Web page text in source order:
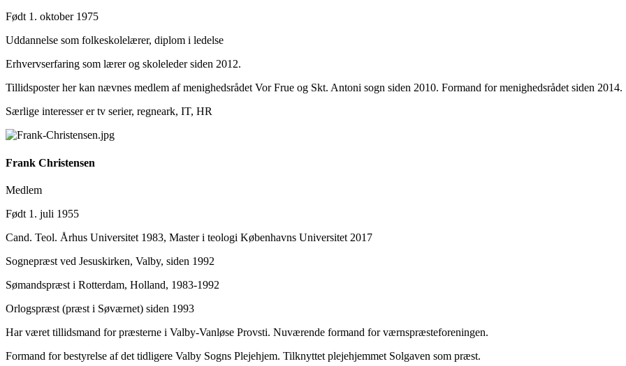
Født 1. oktober 1975
Uddannelse som folkeskolelærer, diplom i ledelse
Erhvervserfaring som lærer og skoleleder siden 2012.
Tillidsposter her kan nævnes medlem af menighedsrådet Vor Frue og Skt. Antoni sogn siden 2010. Formand for menighedsrådet siden 2014.
Særlige interesser er tv serier, regneark, IT, HR
Frank Christensen
Medlem
Født 1. juli 1955
Cand. Teol. Århus Universitet 1983, Master i teologi Københavns Universitet 2017
Sognepræst ved Jesuskirken, Valby, siden 1992
Sømandspræst i Rotterdam, Holland, 1983-1992
Orlogspræst (præst i Søværnet) siden 1993
Har været tillidsmand for præsterne i Valby-Vanløse Provsti. Nuværende formand for værnspræsteforeningen.
Formand for bestyrelse af det tidligere Valby Sogns Plejehjem. Tilknyttet plejehjemmet Solgaven som præst.